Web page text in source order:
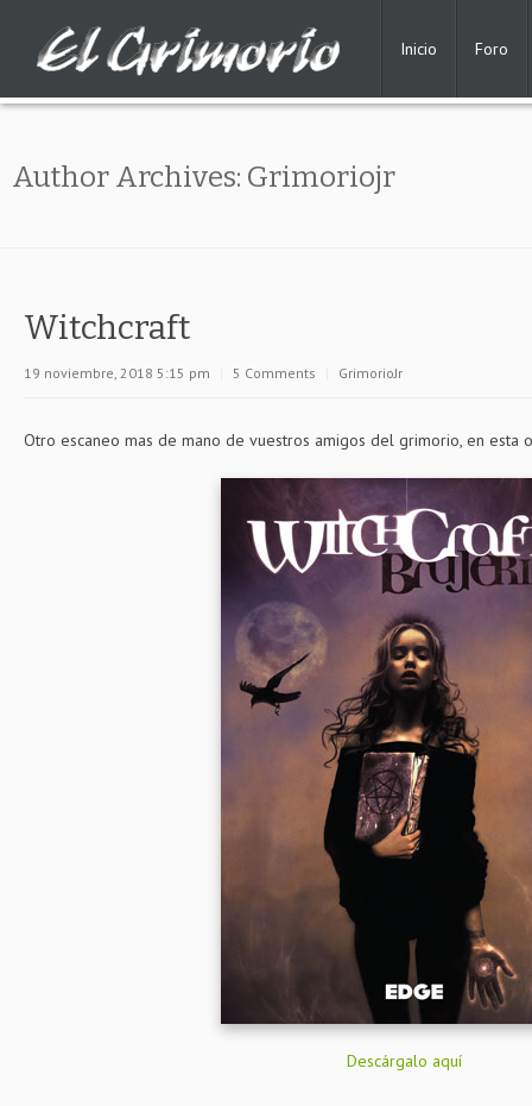
Inicio Foro
Author Archives: Grimoriojr
Witchcraft
19 noviembre, 2018 5:15 pm 5 Comments GrimorioJr
Otro escaneo mas de mano de vuestros amigos del grimorio, en esta
Descárgalo aquí